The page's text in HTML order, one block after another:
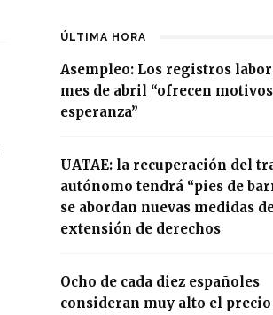
ÚLTIMA HORA
Asempleo: Los registros
mes de abril “ofrecen
esperanza”
UATAE: la recuperación del
autónomo tendrá “pies de
se abordan nuevas medidas
extensión de derechos
Ocho de cada diez españoles
consideran muy alto el precio